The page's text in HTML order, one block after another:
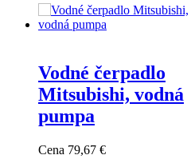
Vodné čerpadlo
Mitsubishi, vodná
pumpa
Cena 79,67 €